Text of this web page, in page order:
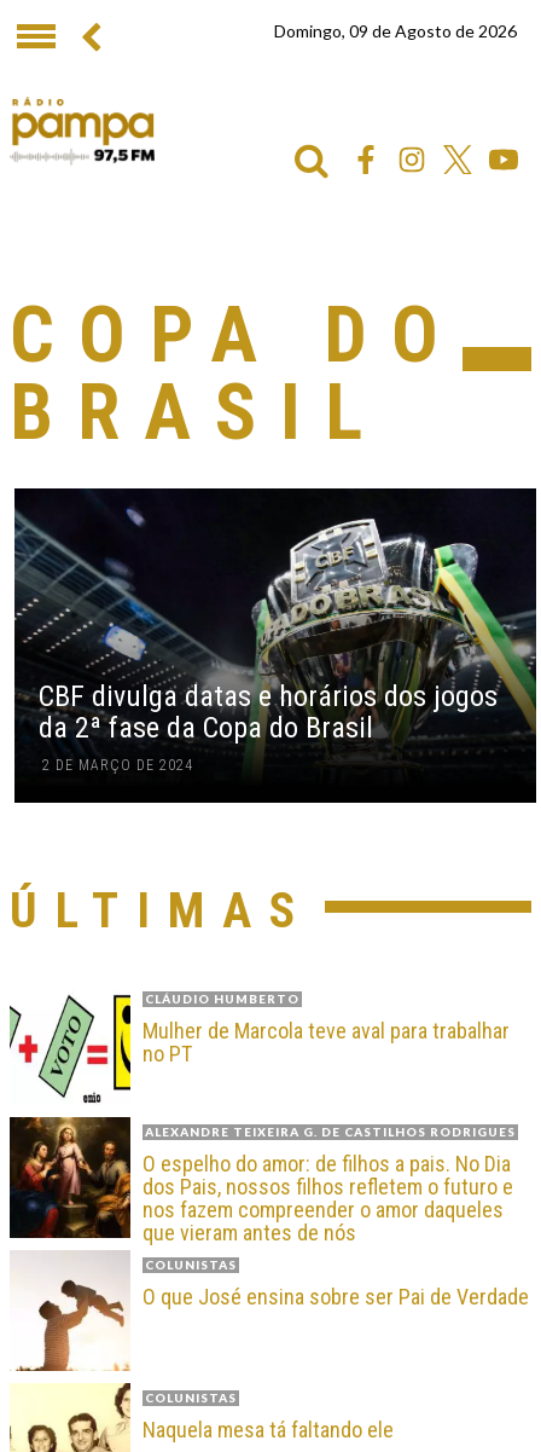
Domingo, 09 de Agosto de 2026
COPA DO
BRASIL
CBF divulga datas e horários dos jogos
da 2ª fase da Copa do Brasil
2 DE MARÇO DE 2024
ÚLTIMAS
CLÁUDIO HUMBERTO
Mulher de Marcola teve aval para trabalhar
no PT
ALEXANDRE TEIXEIRA G. DE CASTILHOS RODRIGUES
O espelho do amor: de filhos a pais. No Dia
dos Pais, nossos filhos refletem o futuro e
nos fazem compreender o amor daqueles
que vieram antes de nós
COLUNISTAS
O que José ensina sobre ser Pai de Verdade
COLUNISTAS
Naquela mesa tá faltando ele